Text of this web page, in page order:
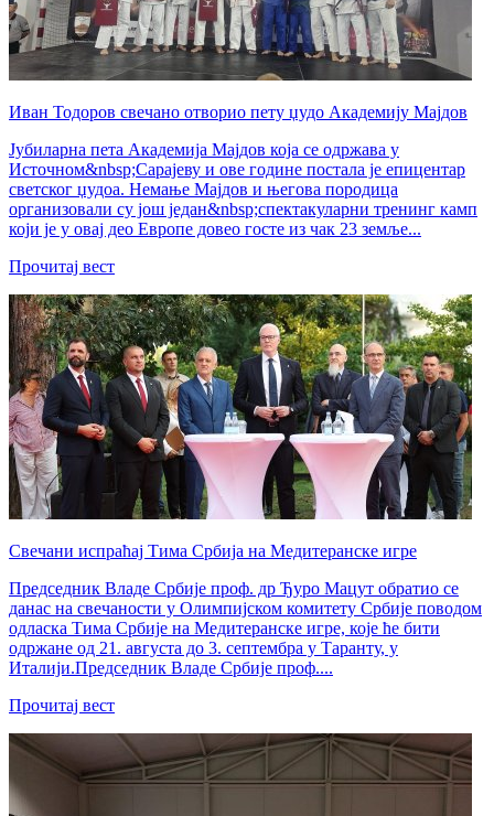
Иван Тодоров свечано отворио пету џудо Академију Мајдов
Јубиларна пета Академија Мајдов која се одржава у
Источном&nbsp;Сарајеву и ове године постала је епицентар
светског џудоа. Немање Мајдов и његова породица
организовали су још један&nbsp;спектакуларни тренинг камп
који је у овај део Европе довео госте из чак 23 земље...
Прочитај вест
Свечани испраћај Тима Србија на Медитеранске игре
Председник Владе Србије проф. др Ђуро Мацут обратио се
данас на свечаности у Олимпијском комитету Србије поводом
одласка Тима Србије на Медитеранске игре, које ће бити
одржане од 21. августа до 3. септембра у Таранту, у
Италији.Председник Владе Србије проф....
Прочитај вест